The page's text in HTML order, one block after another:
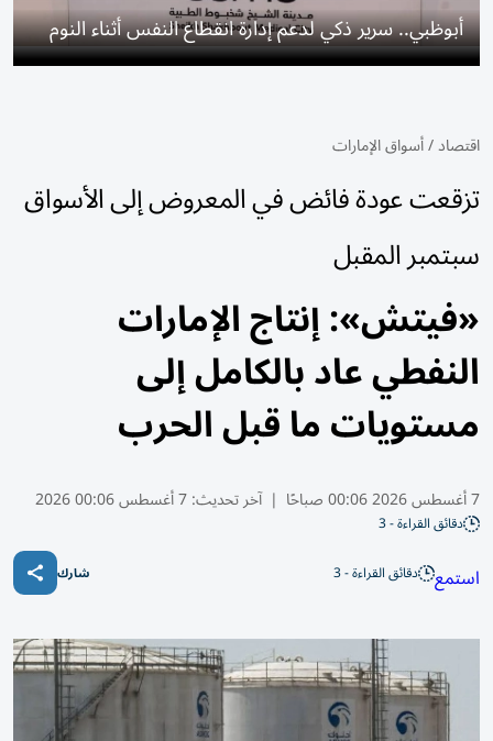
أبوظبي.. سرير ذكي لدعم إدارة انقطاع النفس أثناء النوم
اقتصاد/أسواق الإمارات
تزقعت عودة فائض في المعروض إلى الأسواق
سبتمبر المقبل
«فيتش»: إنتاج الإمارات
النفطي عاد بالكامل إلى
مستويات ما قبل الحرب
7 أغسطس 2026 00:06 صباحًا | آخر تحديث:7 أغسطس 00:06 2026
دقائق القراءة - 3
استمع دقائق القراءة - 3 شارك